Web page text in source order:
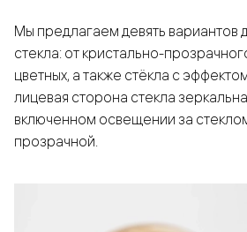
Мы предлагаем девять вариантов
стекла: от кристально-
цветных, а также стёкла с
лицевая сторона стекла
включенном освещении за
прозрачной.